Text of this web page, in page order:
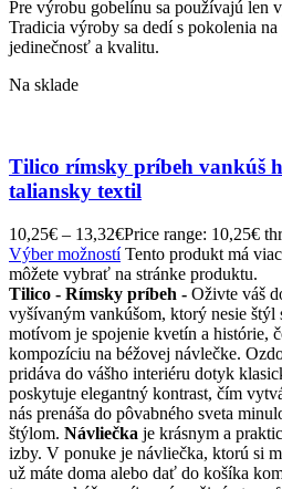
Pre výrobu gobelínu sa používajú len
Tradicia výroby sa dedí s pokolenia
jedinečnosť a kvalitu.
Na sklade
Tilico rímsky príbeh vankúš
taliansky textil
10,25€ – 13,32€Price range: 10,25€
Výber možnostíTento produkt má
môžete vybrať na stránke produktu.
Tilico - Rímsky príbeh - Oživte váš
vyšívaným vankúšom, ktorý nesie
motívom je spojenie kvetín a histórie,
kompozíciu na béžovej návlečke.
pridáva do vášho interiéru dotyk
poskytuje elegantný kontrast, čím
nás prenáša do pôvabného sveta
štýlom. Návliečka je krásnym a
izby. V ponuke je návliečka, ktorú si
už máte doma alebo dať do košíka